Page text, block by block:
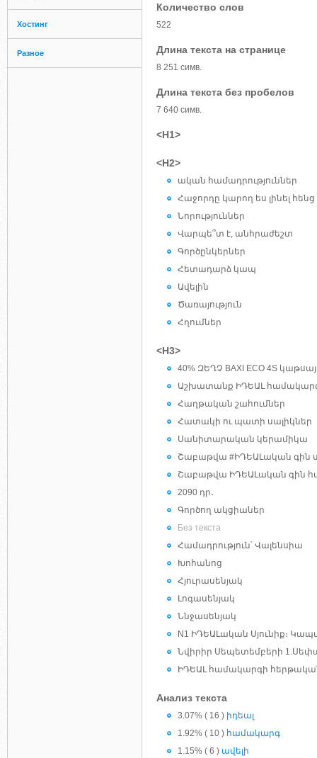
Хостинг
Разное
Количество слов
522
Длина текста на странице
8 251 симв.
Длина текста без пробелов
7 640 симв.
<H1>
<H2>
ական համադրություններ
Հաջորդը կարող ես լինել հենց
Նորություններ
Վարպե՞տ է, անհրաժեշտ
Գործընկերներ
Հետադարձ կապ
Ավելին
Ծառայություն
Հղումներ
<H3>
40% ԶԵՂՉ BAXI ECO 4S
Աշխատանք ԻԴԵԱԼ
Հաղթական շահումներ
Հատակի ու պատի սալիկներ
Սանիտարական կերամիկա
Շաբաթվա #ԻԴԵԱԼական գին
Շաբաթվա ԻԴԵԱԼական գին
2090 դր․
Գործող ակցիաներ
Без текста
Համադրություն՝ Վալենսիա
Խոհանոց
Հյուրասենյակ
Լոգասենյակ
Ննջասենյակ
N1 ԻԴԵԱԼական Սյունիք։
Նվիրիր Սեպետեմբերի
ԻԴԵԱԼ համակարգի
Анализ текста
3.07% ( 16 ) իդեալ
1.92% ( 10 ) համակարգ
1.15% ( 6 ) ավելի